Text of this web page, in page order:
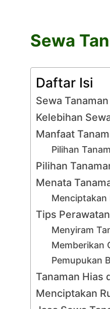
Sewa
Daftar Isi
Sewa
Kelebihan
Manfaat
Pilihan
Pilihan
Menata
Menciptakan
Tips
Menyiram
Memberikan
Pemupukan
Tanaman Hias
Menciptakan